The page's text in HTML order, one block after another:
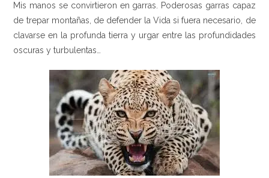
Mis manos se convirtieron en garras. Poderosas garras capaz
de trepar montañas, de defender la Vida si fuera necesario, de
clavarse en la profunda tierra y urgar entre las profundidades
oscuras y turbulentas…